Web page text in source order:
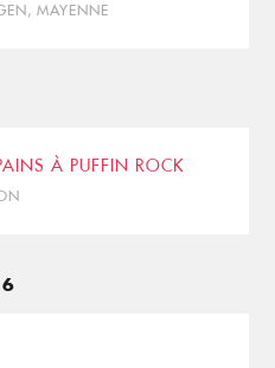
MAYENNE
À PUFFIN ROCK